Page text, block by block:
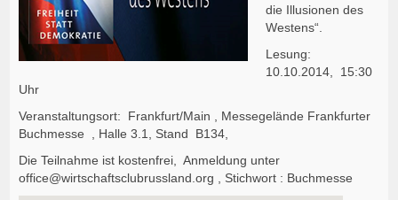
die Illusionen des
Westens“.
Lesung:
10.10.2014, 15:30
Uhr
Veranstaltungsort: Frankfurt/Main , Messegelände Frankfurter
Buchmesse , Halle 3.1, Stand B134,
Die Teilnahme ist kostenfrei, Anmeldung unter
office@wirtschaftsclubrussland.org , Stichwort : Buchmesse